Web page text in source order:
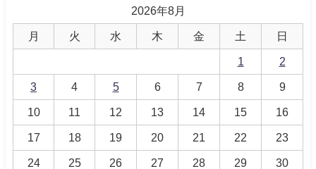
2026年8月
月 火 水 木 金 土 日
1 2
3 4 5 6 7 8 9
10 11 12 13 14 15 16
17 18 19 20 21 22 23
24 25 26 27 28 29 30